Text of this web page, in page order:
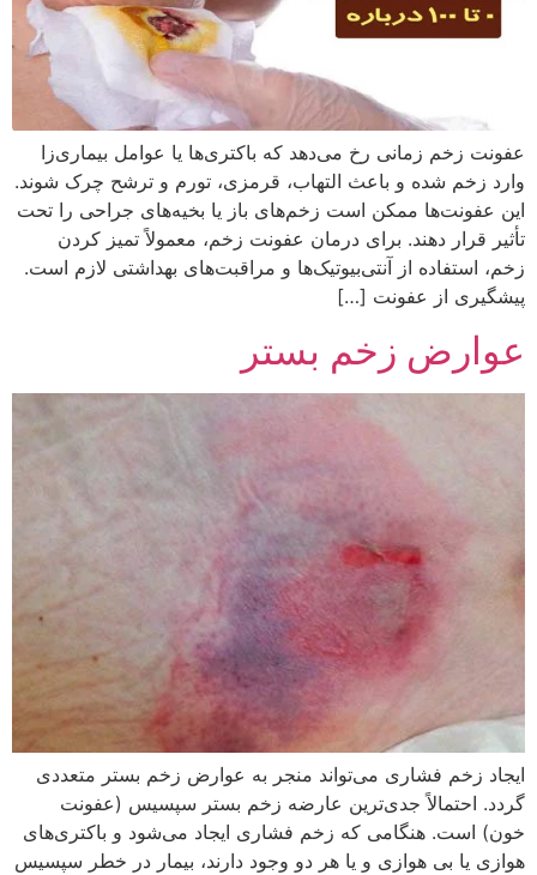
عفونت زخم زمانی رخ می‌دهد که باکتری‌ها یا عوامل بیماری‌زا
وارد زخم شده و باعث التهاب، قرمزی، تورم و ترشح چرک شوند.
این عفونت‌ها ممکن است زخم‌های باز یا بخیه‌های جراحی را تحت
تأثیر قرار دهند. برای درمان عفونت زخم، معمولاً تمیز کردن
زخم، استفاده از آنتی‌بیوتیک‌ها و مراقبت‌های بهداشتی لازم است.
پیشگیری از عفونت […]
عوارض زخم بستر
ایجاد زخم فشاری می‌تواند منجر به عوارض زخم بستر متعددی
گردد. احتمالاً جدی‌ترین عارضه زخم بستر سپسیس (عفونت
خون) است. هنگامی که زخم فشاری ایجاد می‌شود و باکتری‌های
هوازی یا بی هوازی و یا هر دو وجود دارند، بیمار در خطر سپسیس